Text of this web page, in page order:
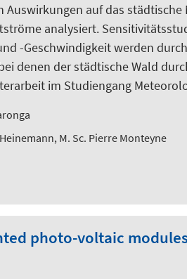
auf das
analysiert.
-Geschwindigkeit werden
denen der städtische Wald
im Studiengang
M. Sc. Pierre Monteyne
photo-voltaic